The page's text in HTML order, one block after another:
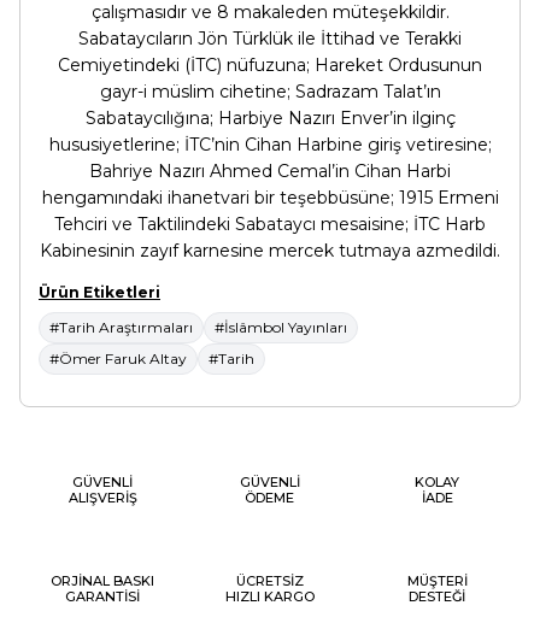
çalışmasıdır ve 8 makaleden müteşekkildir.
Sabataycıların Jön Türklük ile İttihad ve Terakki
Cemiyetindeki (İTC) nüfuzuna; Hareket Ordusunun
gayr-i müslim cihetine; Sadrazam Talat’ın
Sabataycılığına; Harbiye Nazırı Enver’in ilginç
hususiyetlerine; İTC’nin Cihan Harbine giriş vetiresine;
Bahriye Nazırı Ahmed Cemal’in Cihan Harbi
hengamındaki ihanetvari bir teşebbüsüne; 1915 Ermeni
Tehciri ve Taktilindeki Sabataycı mesaisine; İTC Harb
Kabinesinin zayıf karnesine mercek tutmaya azmedildi.
Ürün Etiketleri
#Tarih Araştırmaları
#İslâmbol Yayınları
#Ömer Faruk Altay
#Tarih
GÜVENLİ
ALIŞVERİŞ
GÜVENLİ
ÖDEME
KOLAY
İADE
ORJİNAL BASKI
GARANTİSİ
ÜCRETSİZ
HIZLI KARGO
MÜŞTERİ
DESTEĞİ